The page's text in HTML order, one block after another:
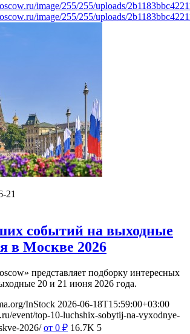
image/255/255/uploads/
image/255/255/uploads/
21
событий на выходные
в Москве 2026
представляет подборку интересных
20 и 21 июня 2026 года.
InStock 2026-06-18T15:59:00+03:00
event/top-10-luchshix-sobytij-na-vyxodnye-
2026/ от 0 ₽ 16.7K 5